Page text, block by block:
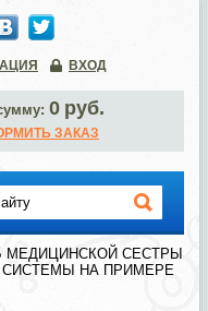
ВХОД
0 руб.
ЗАКАЗ
МЕДИЦИНСКОЙ СЕСТРЫ
СИСТЕМЫ НА ПРИМЕРЕ